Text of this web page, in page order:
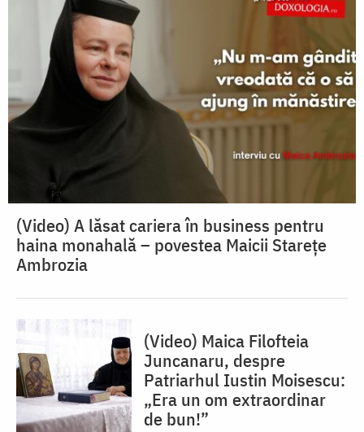
(Video) A lăsat cariera în business pentru
haina monahală – povestea Maicii Starețe
Ambrozia
(Video) Maica Filofteia
Juncanaru, despre
Patriarhul Iustin Moisescu:
„Era un om extraordinar
de bun!”